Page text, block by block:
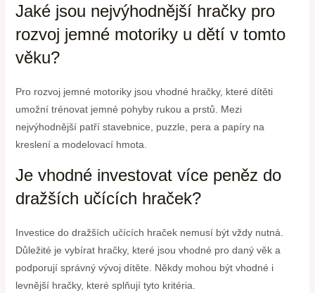
Jaké jsou nejvýhodnější hračky pro
rozvoj jemné motoriky u dětí v tomto
věku?
Pro rozvoj jemné motoriky jsou vhodné hračky, které dítěti
umožní trénovat jemné pohyby rukou a prstů. Mezi
nejvýhodnější patří stavebnice, puzzle, pera a papíry na
kreslení a modelovací hmota.
Je vhodné investovat více peněz do
dražších učících hraček?
Investice do dražších učících hraček nemusí být vždy nutná.
Důležité je vybírat hračky, které jsou vhodné pro daný věk a
podporují správný vývoj dítěte. Někdy mohou být vhodné i
levnější hračky, které splňují tyto kritéria.